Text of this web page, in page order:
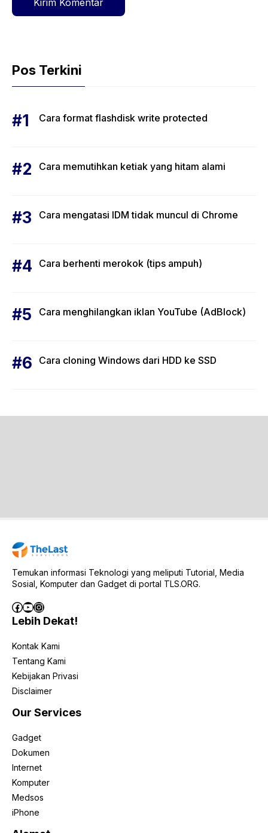
Pos Terkini
Cara format flashdisk write protected
Cara memutihkan ketiak yang hitam alami
Cara mengatasi IDM tidak muncul di Chrome
Cara berhenti merokok (tips ampuh)
Cara menghilangkan iklan YouTube (AdBlock)
Cara cloning Windows dari HDD ke SSD
Temukan informasi Teknologi yang meliputi Tutorial, Media
Sosial, Komputer dan Gadget di portal TLS.ORG.
Facebook
YouTube
Instagram
Lebih Dekat!
Kontak Kami
Tentang Kami
Kebijakan Privasi
Disclaimer
Our Services
Gadget
Dokumen
Internet
Komputer
Medsos
iPhone